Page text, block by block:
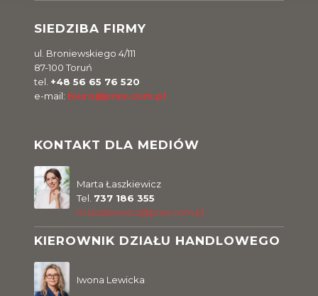
SIEDZIBA FIRMY
ul. Broniewskiego 4/111
87-100 Toruń
tel. +48 56 65 76 520
e-mail: biuro@pres.com.pl
KONTAKT DLA MEDIÓW
Marta Łaszkiewicz
Tel. 737 186 355
m.laszkiewicz@pres.com.pl
KIEROWNIK DZIAŁU HANDLOWEGO
Iwona Lewicka